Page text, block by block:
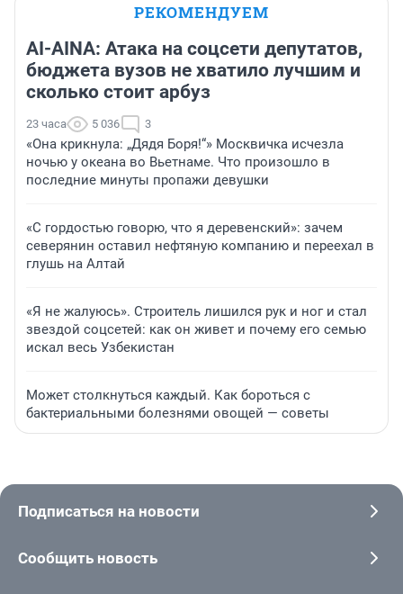
РЕКОМЕНДУЕМ
AI-AINA: Атака на соцсети депутатов,
бюджета вузов не хватило лучшим и
сколько стоит арбуз
23 часа 5 036 3
«Она крикнула: „Дядя Боря!“» Москвичка исчезла
ночью у океана во Вьетнаме. Что произошло в
последние минуты пропажи девушки
«С гордостью говорю, что я деревенский»: зачем
северянин оставил нефтяную компанию и переехал в
глушь на Алтай
«Я не жалуюсь». Строитель лишился рук и ног и стал
звездой соцсетей: как он живет и почему его семью
искал весь Узбекистан
Может столкнуться каждый. Как бороться с
бактериальными болезнями овощей — советы
Подписаться на новости
Сообщить новость